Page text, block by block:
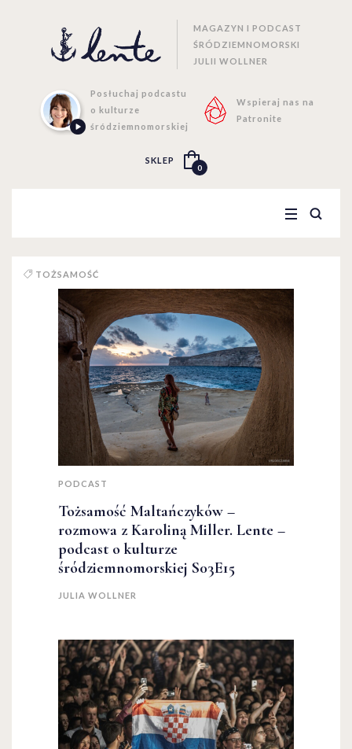
MAGAZYN I PODCAST
ŚRÓDZIEMNOMORSKI
JULII WOLLNER
Posłuchaj podcastu
o kulturze
śródziemnomorskiej
Wspieraj nas na
Patronite
SKLEP
0
TOŻSAMOŚĆ
PODCAST
Tożsamość Maltańczyków –
rozmowa z Karoliną Miller. Lente –
podcast o kulturze
śródziemnomorskiej S03E15
JULIA WOLLNER